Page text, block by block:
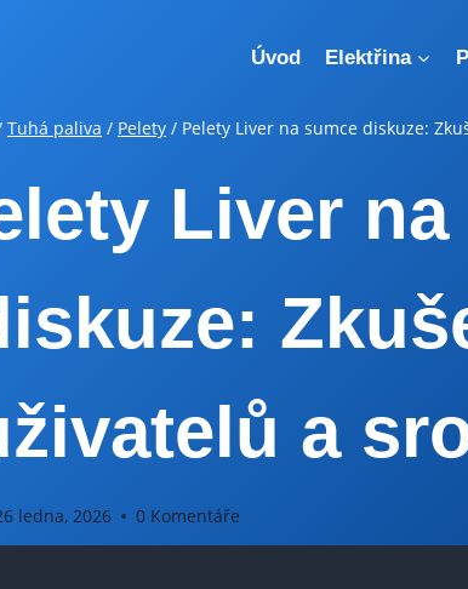
Úvod Elektřina
Tuhá paliva / Pelety / Pelety Liver na sumce diskuze:
Liver
a
ledna, 2026 0 Komentáře